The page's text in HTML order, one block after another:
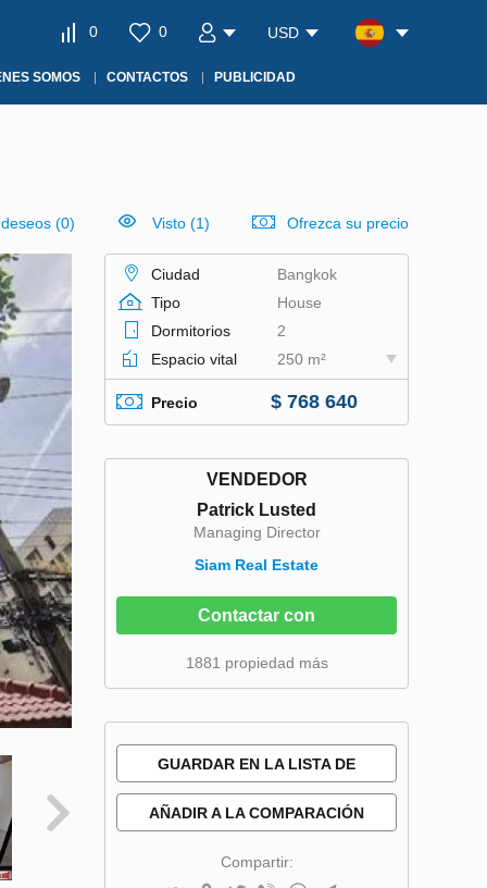
0 0 USD
SOMOS CONTACTOS PUBLICIDAD
(0) Visto (1) Ofrezca su precio
Ciudad
Bangkok
Tipo
House
Dormitorios
2
Espacio vital
250 m²
Precio $ 768 640
VENDEDOR
Patrick Lusted
Managing Director
Siam Real Estate
Contactar con
1881 propiedad más
GUARDAR EN LA LISTA DE
AÑADIR A LA COMPARACIÓN
Compartir: